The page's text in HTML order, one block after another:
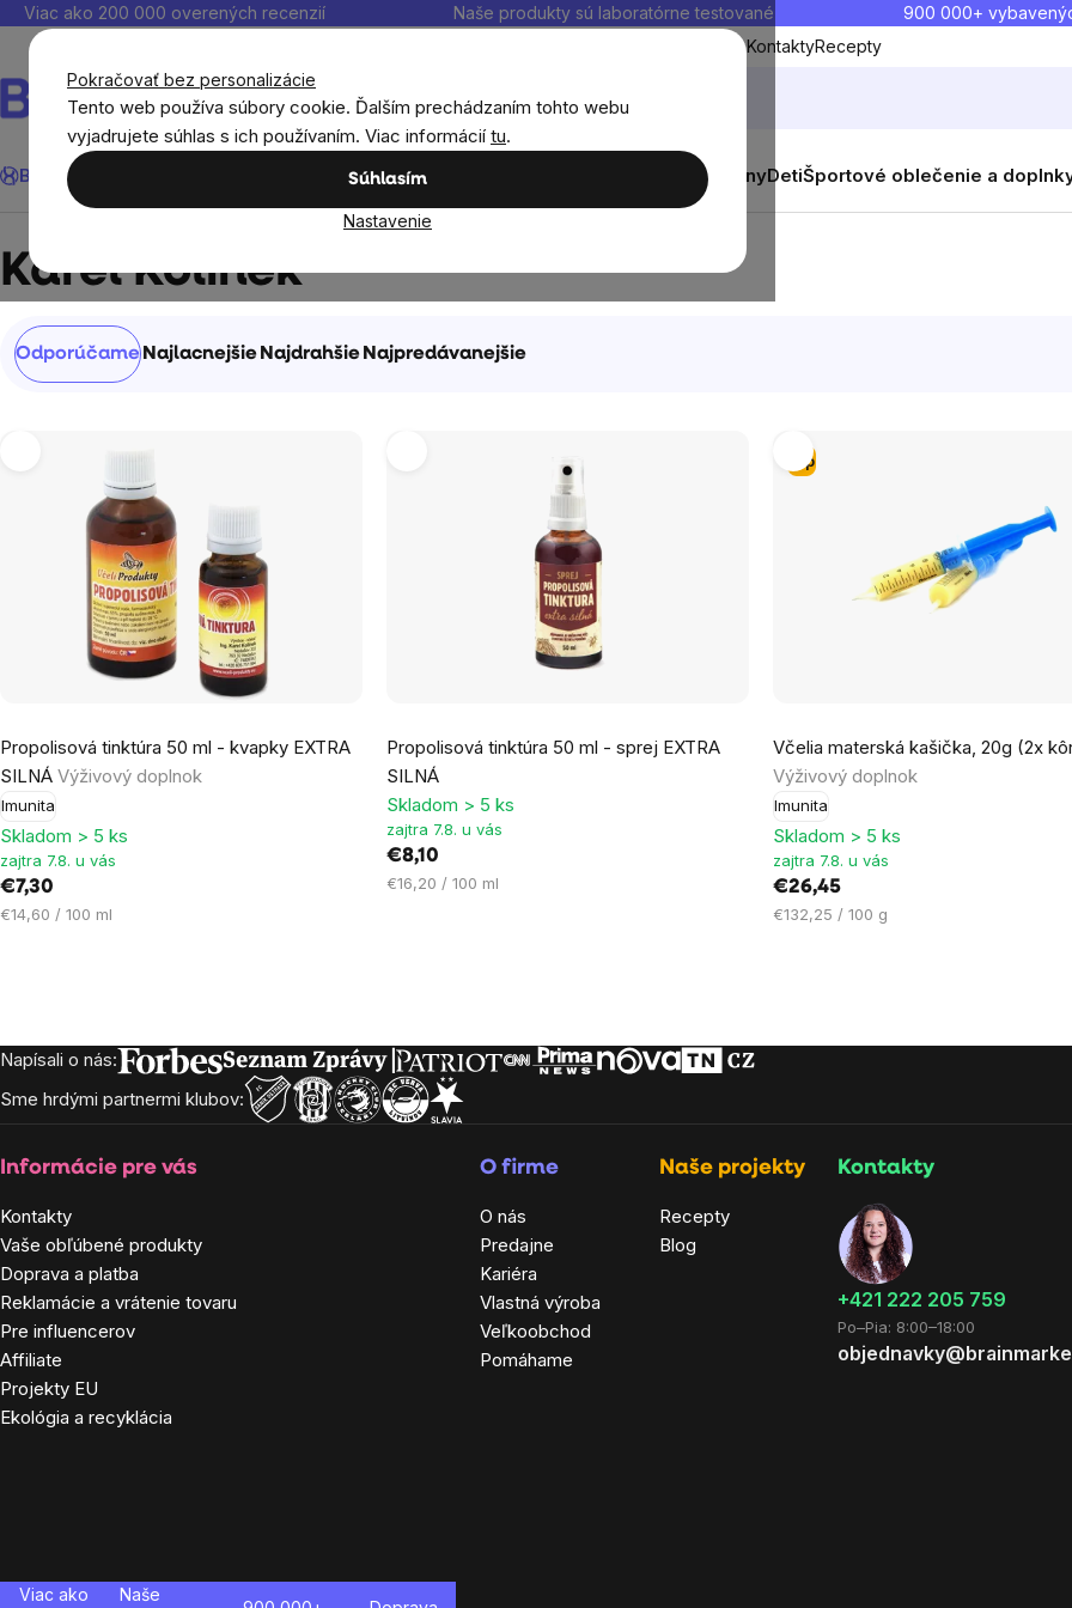
Pokračovať bez personalizácie
Tento web používa súbory cookie. Ďalším prechádzaním tohto webu
vyjadrujete súhlas s ich používaním. Viac informácií tu.
Súhlasím
Nastavenie
PrejsťViac ako 200 000 overených recenzií Naše produkty sú laboratórne testované
900 000+
Doprava a platbaKontaktyRecepty
Hľadať
BrainMax®
Výživové doplnky Muži ŽenyDetiŠportové oblečenie a
Karel Kolínek
Karel Kolínek
Radenie
produktov
Odporúčame Najlacnejšie Najdrahšie Najpredávanejšie
produktov
Propolisová tinktúra 50 ml - kvapky EXTRA
SILNÁ Výživový doplnok
Imunita
hodnotenie
produktu
je
5,0
z
5
hviezdičiek.
Skladom > 5 ks
zajtra 7.8. u vás
€7,30
Jednotková
€14,60 / 100 ml
Propolisová tinktúra 50 ml - sprej EXTRA
SILNÁ
Skladom > 5 ks
zajtra 7.8. u vás
€8,10
Jednotková
€16,20 / 100 ml
Tip
Včelia materská kašička, 20g (2x
Výživový doplnok
Imunita
hodnotenie
produktu
je
4,0
z
5
hviezdičiek.
Skladom > 5 ks
zajtra 7.8. u vás
€26,45
Jednotková
€132,25 / 100 g
prvky
Zápätie
Napísali o nás:
Sme hrdými partnermi klubov:
Informácie pre vás
Kontakty
Vaše obľúbené produkty
Doprava a platba
Reklamácie a vrátenie tovaru
Pre influencerov
Affiliate
Projekty EU
Ekológia a recyklácia
O firme
O nás
Predajne
Kariéra
Vlastná výroba
Veľkoobchod
Pomáhame
Naše projekty
Recepty
Blog
Kontakty
+421 222 205 759
Po–Pia: 8:00–18:00
Viac ako Naše